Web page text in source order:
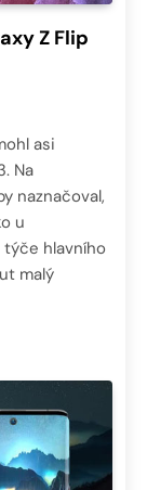
Z Flip
asi
Na
naznačoval,
u
týče hlavního
malý